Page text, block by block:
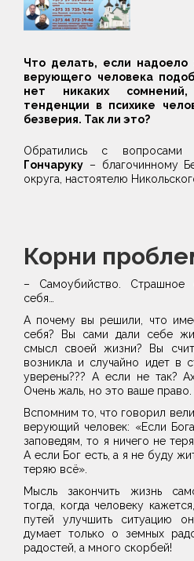
Что делать, если надоело
верующего человека
нет никаких
тенденции в психике
безверия. Так ли это?
Обратились с
Гончаруку – благочинному
округа, настоятелю
Корни
– Самоубийство. Страшное
себя…
А почему вы решили, что
себя? Вы сами дали себе
смысл своей жизни? Вы
возникла и случайно идет в
уверены??? А если не так?
Очень жаль, но это ваше право.
Вспомним то, что говорил
верующий человек: «Если
заповедям, то я ничего не
А если Бог есть, а я не буду
теряю всё».
Мысль закончить жизнь
тогда, когда человеку
путей улучшить ситуацию
думает только о земных
радостей, а много скорбей!